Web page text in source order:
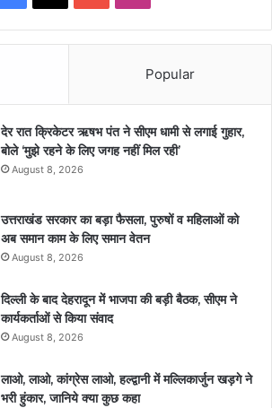
Popular
देर रात क्रिकेटर ऋषभ पंत ने सीएम धामी से लगाई गुहार,
बोले ‘मुझे रहने के लिए जगह नहीं मिल रही’
August 8, 2026
उत्तराखंड सरकार का बड़ा फैसला, पुरुषों व महिलाओं को
अब समान काम के लिए समान वेतन
August 8, 2026
दिल्ली के बाद देहरादून में भाजपा की बड़ी बैठक, सीएम ने
कार्यकर्ताओं से किया संवाद
August 8, 2026
लाओ, लाओ, कांग्रेस लाओ, हल्द्वानी में मल्लिकार्जुन खड़गे ने
भरी हुंकार, जानिये क्या कुछ कहा